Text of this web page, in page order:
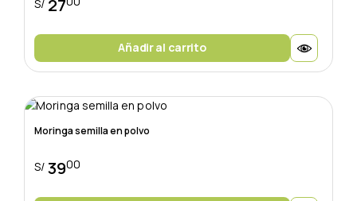
S/ 27
Añadir al carrito
Moringa semilla en polvo
S/ 3900